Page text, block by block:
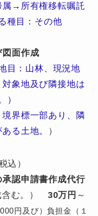
→所有権移転嘱託
種目：その他
図面作成
目：山林、現況地
象地及び隣接地は
）
界標一部あり、隣
る土地。
）
込）
認申請書作成代行
含む。） 30万円 ～
円及び）負担金（１